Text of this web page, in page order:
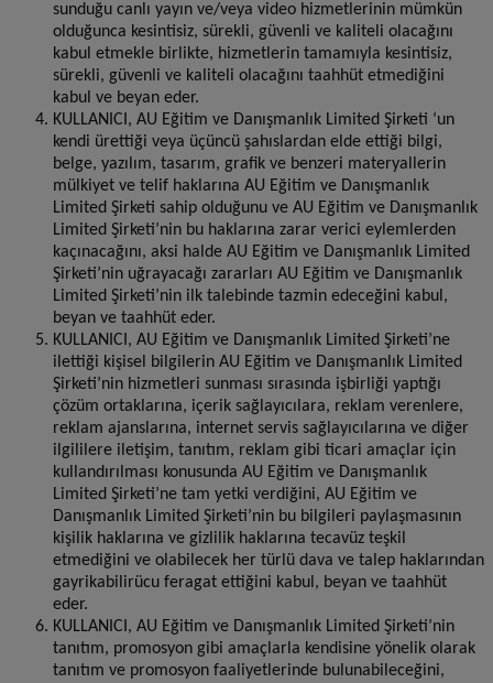
sunduğu canlı yayın ve/veya video hizmetlerinin mümkün
olduğunca kesintisiz, sürekli, güvenli ve kaliteli olacağını
kabul etmekle birlikte, hizmetlerin tamamıyla kesintisiz,
sürekli, güvenli ve kaliteli olacağını taahhüt etmediğini
kabul ve beyan eder.
KULLANICI, AU Eğitim ve Danışmanlık Limited Şirketi ‘un
kendi ürettiği veya üçüncü şahıslardan elde ettiği bilgi,
belge, yazılım, tasarım, grafik ve benzeri materyallerin
mülkiyet ve telif haklarına AU Eğitim ve Danışmanlık
Limited Şirketi sahip olduğunu ve AU Eğitim ve Danışmanlık
Limited Şirketi’nin bu haklarına zarar verici eylemlerden
kaçınacağını, aksi halde AU Eğitim ve Danışmanlık Limited
Şirketi’nin uğrayacağı zararları AU Eğitim ve Danışmanlık
Limited Şirketi’nin ilk talebinde tazmin edeceğini kabul,
beyan ve taahhüt eder.
KULLANICI, AU Eğitim ve Danışmanlık Limited Şirketi’ne
ilettiği kişisel bilgilerin AU Eğitim ve Danışmanlık Limited
Şirketi’nin hizmetleri sunması sırasında işbirliği yaptığı
çözüm ortaklarına, içerik sağlayıcılara, reklam verenlere,
reklam ajanslarına, internet servis sağlayıcılarına ve diğer
ilgililere iletişim, tanıtım, reklam gibi ticari amaçlar için
kullandırılması konusunda AU Eğitim ve Danışmanlık
Limited Şirketi’ne tam yetki verdiğini, AU Eğitim ve
Danışmanlık Limited Şirketi’nin bu bilgileri paylaşmasının
kişilik haklarına ve gizlilik haklarına tecavüz teşkil
etmediğini ve olabilecek her türlü dava ve talep haklarından
gayrikabilirücu feragat ettiğini kabul, beyan ve taahhüt
eder.
KULLANICI, AU Eğitim ve Danışmanlık Limited Şirketi’nin
tanıtım, promosyon gibi amaçlarla kendisine yönelik olarak
tanıtım ve promosyon faaliyetlerinde bulunabileceğini,